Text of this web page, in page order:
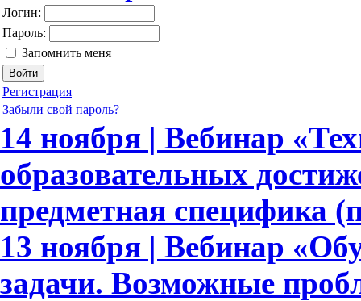
Логин:
Пароль:
Запомнить меня
Регистрация
Забыли свой пароль?
14 ноября | Вебинар
образовательных
предметная специфика
13 ноября | Вебинар
задачи. Возможные